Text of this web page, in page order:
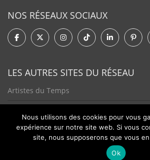
NOS RÉSEAUX SOCIAUX
LES AUTRES SITES DU RÉSEAU
Artistes du Temps
Nous utilisons des cookies pour vous
expérience sur notre site web. Si vous
site, nous supposerons que vous
Ok